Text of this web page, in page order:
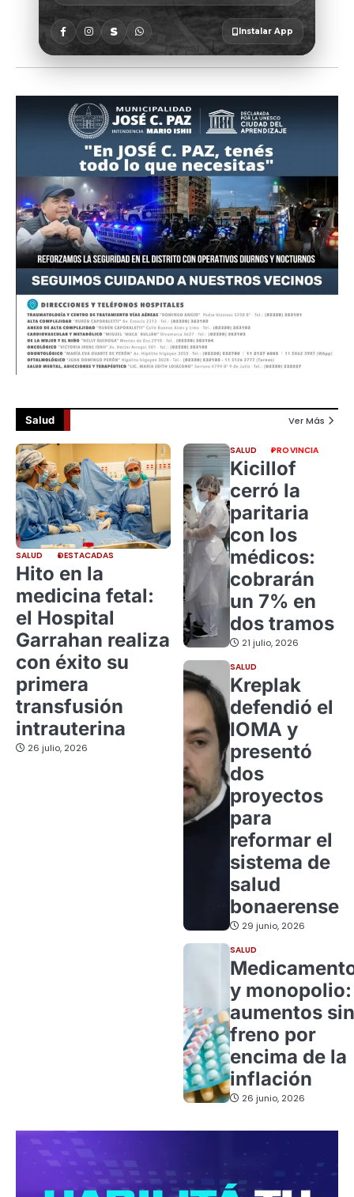
Salud Ver Más
SALUD DESTACADAS
Hito en la
medicina fetal:
el Hospital
Garrahan realiza
con éxito su
primera
transfusión
intrauterina
26 julio, 2026
SALUD PROVINCIA
Kicillof
cerró la
paritaria
con los
médicos:
cobrarán
un 7% en
dos tramos
21 julio, 2026
SALUD
Kreplak
defendió el
IOMA y
presentó
dos
proyectos
para
reformar el
sistema de
salud
bonaerense
29 junio, 2026
SALUD
y monopolio:
aumentos sin
freno por
encima de la
inflación
26 junio, 2026